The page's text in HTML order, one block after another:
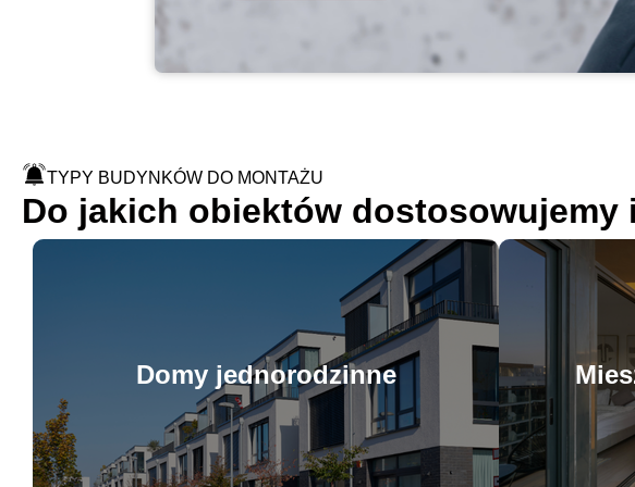
TYPY BUDYNKÓW DO MONTAŻU
Do jakich obiektów dostosowujemy
Domy jednorodzinne